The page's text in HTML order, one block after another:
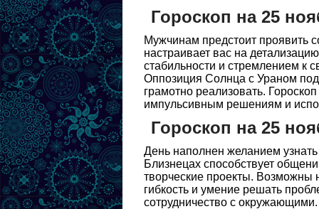
Гороскоп на 25
Мужчинам предстоит проявить
настраивает вас на
стабильности и стремлением к
Оппозиция Солнца с Ураном
грамотно реализовать.
импульсивным решениям и
Гороскоп на 25
День наполнен желанием
Близнецах способствует
творческие проекты. Возможны
гибкость и умение решать
сотрудничество с окружающими.